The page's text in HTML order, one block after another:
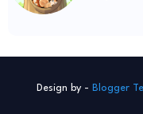
Design by - Blogger